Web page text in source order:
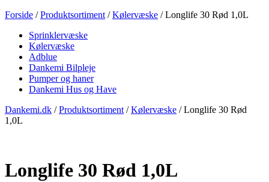
Forside /Produktsortiment /Kølervæske / Longlife 30 Rød 1,0L
Sprinklervæske
Kølervæske
Adblue
Dankemi Bilpleje
Pumper og haner
Dankemi Hus og Have
Dankemi.dk /Produktsortiment /Kølervæske /Longlife 30 Rød
1,0L
Longlife 30 Rød 1,0L